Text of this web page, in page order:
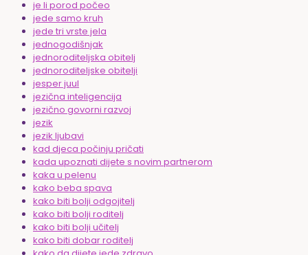
je li porod počeo
jede samo kruh
jede tri vrste jela
jednogodišnjak
jednoroditeljska obitelj
jednoroditeljske obitelji
jesper juul
jezična inteligencija
jezično govorni razvoj
jezik
jezik ljubavi
kad djeca počinju pričati
kada upoznati dijete s novim partnerom
kaka u pelenu
kako beba spava
kako biti bolji odgojitelj
kako biti bolji roditelj
kako biti bolji učitelj
kako biti dobar roditelj